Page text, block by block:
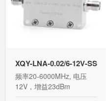
XQY-LNA-0.02/6-12V-SS
频率20-6000MHz, 电压
12V，增益23dBm